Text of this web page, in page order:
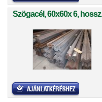
Szögacél, 60x60x 6,